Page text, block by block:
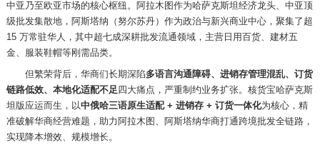
中亚乃至欧亚市场的核心枢纽。阿拉木图作为哈萨克斯坦经济龙头、中亚顶
级批发集散地，阿斯塔纳（努尔苏丹）作为政治与新兴商业中心，聚集了超
15 万常驻华人，其中超七成深耕批发流通领域，主营日用百货、建材五
金、服装鞋帽等刚需品类。
但繁荣背后，华商们长期深陷多语言沟通障碍、进销存管理混乱、订货
链路低效、本地化适配不足四大痛点，严重制约业务扩张。核货宝哈萨克斯
坦版应运而生，以中俄哈三语原生适配 + 进销存 + 订货一体化为核心，精
准破解华商经营难题，助力阿拉木图、阿斯塔纳华商打通跨境批发全链路，
实现降本增效、规模增长。